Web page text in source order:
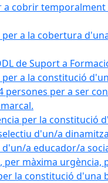
a cobrir
per a la cobertura
de Suport a
a la constitució
persones per a ser
per la
d'un/a
a educador/a
per màxima
la constitució